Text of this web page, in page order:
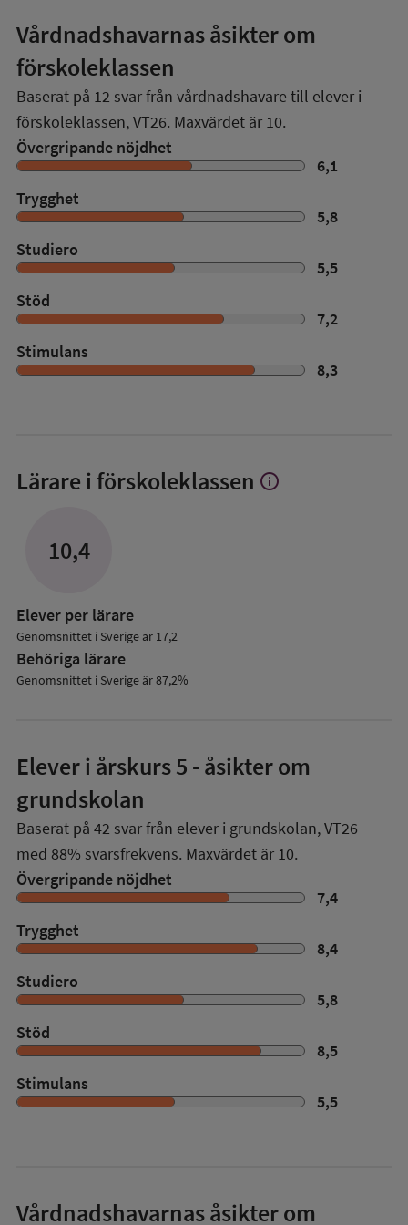
Vårdnadshavarnas åsikter om
förskoleklassen
Baserat på 12 svar från vårdnadshavare till elever i
förskoleklassen,VT26. Maxvärdet är 10.
Övergripande nöjdhet
6,1
Trygghet
5,8
Studiero
5,5
Stöd
7,2
Stimulans
8,3
Lärare i förskoleklassen Visa
info
10,4
Elever per lärare
Genomsnittet i Sverige är 17,2
Behöriga lärare
Genomsnittet i Sverige är 87,2%
Elever i årskurs 5 - åsikter om
grundskolan
Baserat på 42 svar från elever i grundskolan,VT26
med 88% svarsfrekvens. Maxvärdet är 10.
Övergripande nöjdhet
7,4
Trygghet
8,4
Studiero
5,8
Stöd
8,5
Stimulans
5,5
Vårdnadshavarnas åsikter om